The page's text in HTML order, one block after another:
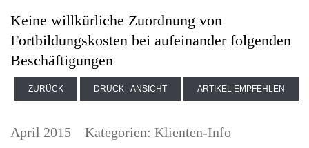
Keine willkürliche Zuordnung von
Fortbildungskosten bei aufeinander folgenden
Beschäftigungen
ZURÜCK DRUCK - ANSICHT ARTIKEL EMPFEHLEN
April 2015 Kategorien: Klienten-Info